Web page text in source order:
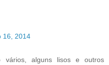
16, 2014
vários, alguns lisos e outros